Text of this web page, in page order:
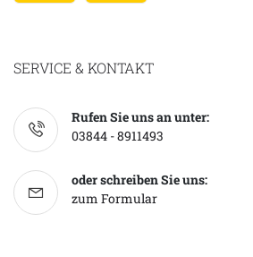
SERVICE & KONTAKT
Rufen Sie uns an unter:
03844 - 8911493
oder schreiben Sie uns:
zum Formular